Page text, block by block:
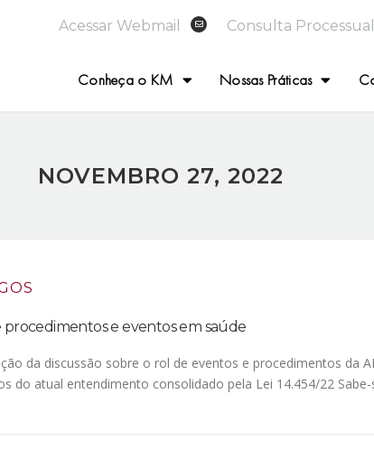
Acessar Webmail Consulta Processual
Conheça o KM Nossas Práticas
NOVEMBRO 27, 2022
procedimentos e eventos em saúde
da discussão sobre o rol de eventos e procedimentos da
do atual entendimento consolidado pela Lei 14.454/22